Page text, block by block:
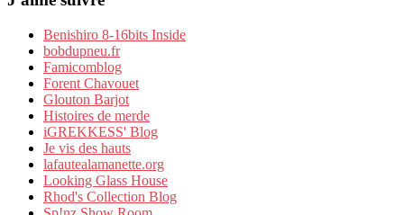
Benishiro 8-16bits Inside
bobdupneu.fr
Famicomblog
Forent Chavouet
Glouton Barjot
Histoires de merde
iGREKKESS' Blog
Je vis des hauts
lafautealamanette.org
Looking Glass House
Rhod's Collection Blog